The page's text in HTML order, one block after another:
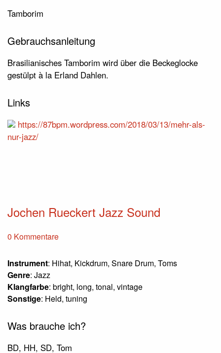
Tamborim
Gebrauchsanleitung
Brasilianisches Tamborim wird über die Beckeglocke
gestülpt à la Erland Dahlen.
Links
https://87bpm.wordpress.com/2018/03/13/mehr-als-
nur-jazz/
Jochen Rueckert Jazz Sound
0 Kommentare
Instrument: Hihat, Kickdrum, Snare Drum, Toms
Genre: Jazz
Klangfarbe: bright, long, tonal, vintage
Sonstige: Held, tuning
Was brauche ich?
BD, HH, SD, Tom